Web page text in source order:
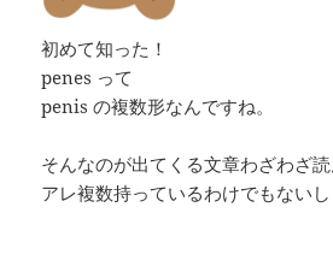
初めて知った！
penes って
penis の複数形なんですね。
そんなのが出てくる文章わざわざ読
アレ複数持っているわけでもないし